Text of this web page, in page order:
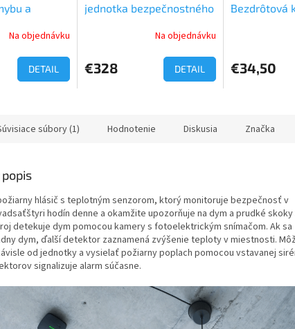
a
Na objednávku
DETAIL
jednotka bezpečnostného
produktu
je
hviezdičiek.
Na objednávku
€328 DETAIL
Bezdrôtová
€34,50
súbory (1) Hodnotenie Diskusia Značka
hlásič s teplotným senzorom, ktorý monitoruje bezpečnosť v
hodín denne a okamžite upozorňuje na dym a prudké skoky
detekuje dym pomocou kamery s fotoelektrickým snímačom. Ak sa
dym, ďalší detektor zaznamená zvýšenie teploty v miestnosti.
od jednotky a vysielať požiarny poplach pomocou vstavanej
signalizuje alarm súčasne.